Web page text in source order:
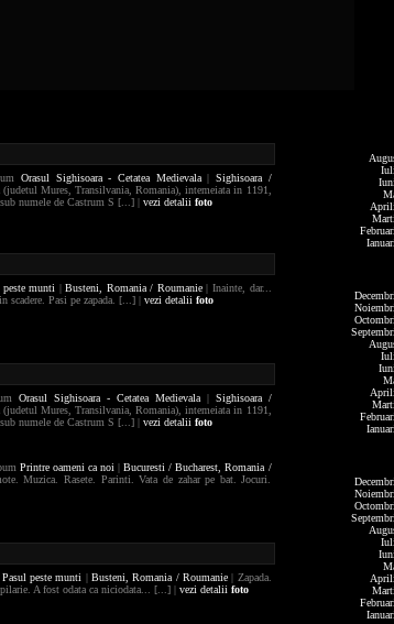
Orasul Sighisoara - Cetatea Medievala| Sighisoara /
Mures, Transilvania, Romania), intemeiata in 1191,
numele de Castrum S [...] | vezi detalii foto
peste munti |Busteni, Romania / Roumanie| Inainte, dar...
scadere. Pasi pe zapada. [...] | vezi detalii foto
Orasul Sighisoara - Cetatea Medievala| Sighisoara /
Mures, Transilvania, Romania), intemeiata in 1191,
numele de Castrum S [...] | vezi detalii foto
Printre oameni ca noi |Bucuresti / Bucharest,Romania /
Muzica. Rasete. Parinti. Vata de zahar pe bat. Jocuri.
Pasul peste munti | Busteni,Romania / Roumanie| Zapada.
A fost odata ca niciodata... [...] | vezi detalii foto